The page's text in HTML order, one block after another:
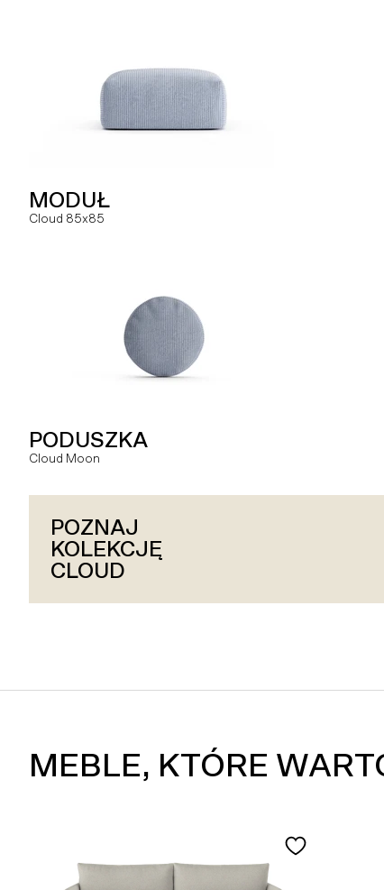
MODUŁ
Cloud 85x85
PODUSZKA
Cloud Moon
POZNAJ
KOLEKCJĘ
CLOUD
Hug You
Hug
KOLEKCJĘ
HUG
MODUŁ
Slay MR
MODUŁ
Slay MRO
POZNAJ
KOLEKCJĘ
SLAY
MEBLE, KTÓRE